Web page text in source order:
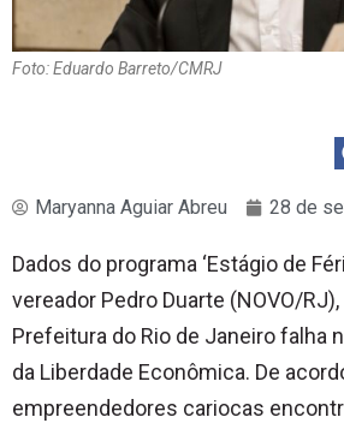
Foto: Eduardo Barreto/CMRJ
Maryanna Aguiar Abreu 28 de
Dados do programa ‘Estágio de
vereador Pedro Duarte (NOVO/
Prefeitura do Rio de Janeiro falha
da Liberdade Econômica. De
empreendedores cariocas